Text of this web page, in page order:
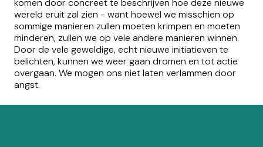
komen door concreet te beschrijven hoe deze nieuwe
wereld eruit zal zien - want hoewel we misschien op
sommige manieren zullen moeten krimpen en moeten
minderen, zullen we op vele andere manieren winnen.
Door de vele geweldige, echt nieuwe initiatieven te
belichten, kunnen we weer gaan dromen en tot actie
overgaan. We mogen ons niet laten verlammen door
angst.